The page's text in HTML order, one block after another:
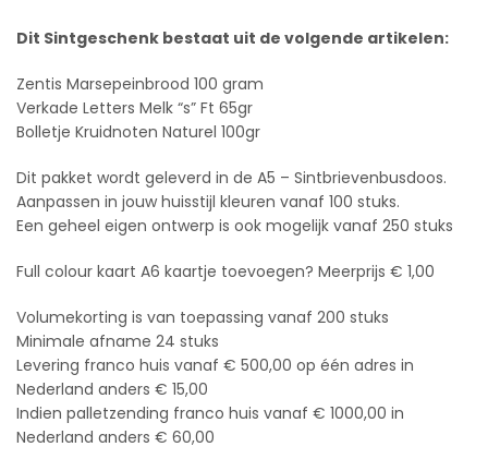
Dit Sintgeschenk bestaat uit de volgende artikelen:
Zentis Marsepeinbrood 100 gram
Verkade Letters Melk “s” Ft 65gr
Bolletje Kruidnoten Naturel 100gr
Dit pakket wordt geleverd in de A5 – Sintbrievenbusdoos.
Aanpassen in jouw huisstijl kleuren vanaf 100 stuks.
Een geheel eigen ontwerp is ook mogelijk vanaf 250 stuks
Full colour kaart A6 kaartje toevoegen? Meerprijs € 1,00
Volumekorting is van toepassing vanaf 200 stuks
Minimale afname 24 stuks
Levering franco huis vanaf € 500,00 op één adres in
Nederland anders € 15,00
Indien palletzending franco huis vanaf € 1000,00 in
Nederland anders € 60,00